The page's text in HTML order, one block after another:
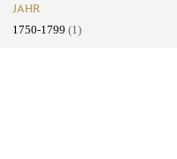
JAHR
1750-1799 (1)